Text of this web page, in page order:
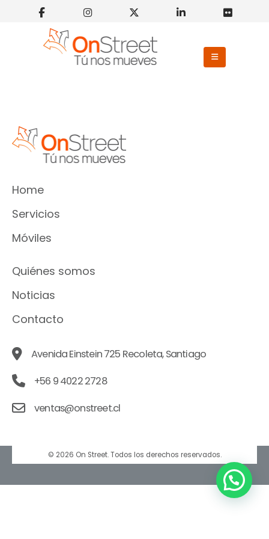
Home
Servicios
Móviles
Quiénes somos
Noticias
Contacto
Avenida Einstein 725 Recoleta, Santiago
+56 9 4022 2728
ventas@onstreet.cl
© 2026 On Street. Todos los derechos reservados.